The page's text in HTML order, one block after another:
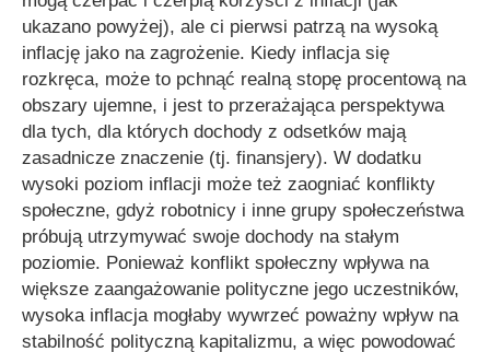
ukazano powyżej), ale ci pierwsi patrzą na wysoką
inflację jako na zagrożenie. Kiedy inflacja się
rozkręca, może to pchnąć realną stopę procentową na
obszary ujemne, i jest to przerażająca perspektywa
dla tych, dla których dochody z odsetków mają
zasadnicze znaczenie (tj. finansjery). W dodatku
wysoki poziom inflacji może też zaogniać konflikty
społeczne, gdyż robotnicy i inne grupy społeczeństwa
próbują utrzymywać swoje dochody na stałym
poziomie. Ponieważ konflikt społeczny wpływa na
większe zaangażowanie polityczne jego uczestników,
wysoka inflacja mogłaby wywrzeć poważny wpływ na
stabilność polityczną kapitalizmu, a więc powodować